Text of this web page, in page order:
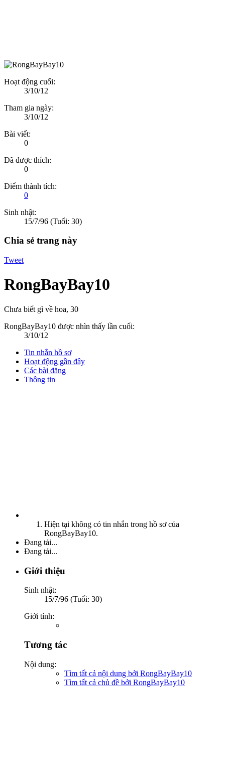
Hoạt động cuối:
3/10/12
Tham gia ngày:
3/10/12
Bài viết:
0
Đã được thích:
0
Điểm thành tích:
0
Sinh nhật:
15/7/96 (Tuổi: 30)
Chia sẻ trang này
Tweet
RongBayBay10
Chưa biết gì về hoa, 30
RongBayBay10 được nhìn thấy lần cuối:
3/10/12
Tin nhắn hồ sơ
Hoạt động gần đây
Các bài đăng
Thông tin
Hiện tại không có tin nhắn trong hồ sơ của
RongBayBay10.
Đang tải...
Đang tải...
Giới thiệu
Sinh nhật:
15/7/96 (Tuổi: 30)
Giới tính:
Tương tác
Nội dung:
Tìm tất cả nội dung bởi RongBayBay10
Tìm tất cả chủ đề bởi RongBayBay10